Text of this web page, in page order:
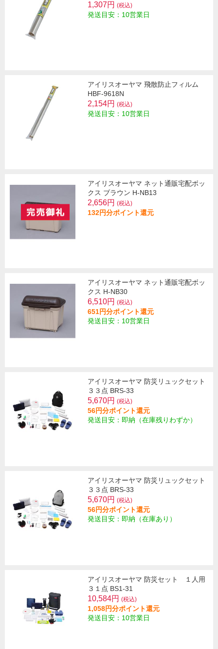
1,307円 (税込)
発送目安：10営業日
アイリスオーヤマ 飛散防止フィルム
HBF-9618N
2,154円 (税込)
発送目安：10営業日
アイリスオーヤマ ネット通販宅配ボッ
クス ブラウン H-NB13
2,656円 (税込)
132円分ポイント還元
アイリスオーヤマ ネット通販宅配ボッ
クス H-NB30
6,510円 (税込)
651円分ポイント還元
発送目安：10営業日
アイリスオーヤマ 防災リュックセット
３３点 BRS-33
5,670円 (税込)
56円分ポイント還元
発送目安：即納（在庫残りわずか）
アイリスオーヤマ 防災リュックセット
３３点 BRS-33
5,670円 (税込)
56円分ポイント還元
発送目安：即納（在庫あり）
アイリスオーヤマ 防災セット １人用
３１点 BS1-31
10,584円 (税込)
1,058円分ポイント還元
発送目安：10営業日